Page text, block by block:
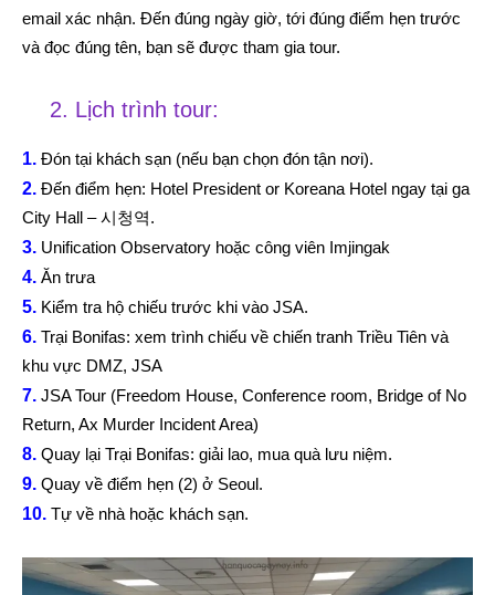
email xác nhận. Đến đúng ngày giờ, tới đúng điểm hẹn trước
và đọc đúng tên, bạn sẽ được tham gia tour.
2. Lịch trình tour:
1. Đón tại khách sạn (nếu bạn chọn đón tận nơi).
2. Đến điểm hẹn: Hotel President or Koreana Hotel ngay tại ga
City Hall – 시청역.
3. Unification Observatory hoặc công viên Imjingak
4. Ăn trưa
5. Kiểm tra hộ chiếu trước khi vào JSA.
6. Trại Bonifas: xem trình chiếu về chiến tranh Triều Tiên và
khu vực DMZ, JSA
7. JSA Tour (Freedom House, Conference room, Bridge of No
Return, Ax Murder Incident Area)
8. Quay lại Trại Bonifas: giải lao, mua quà lưu niệm.
9. Quay về điểm hẹn (2) ở Seoul.
10. Tự về nhà hoặc khách sạn.